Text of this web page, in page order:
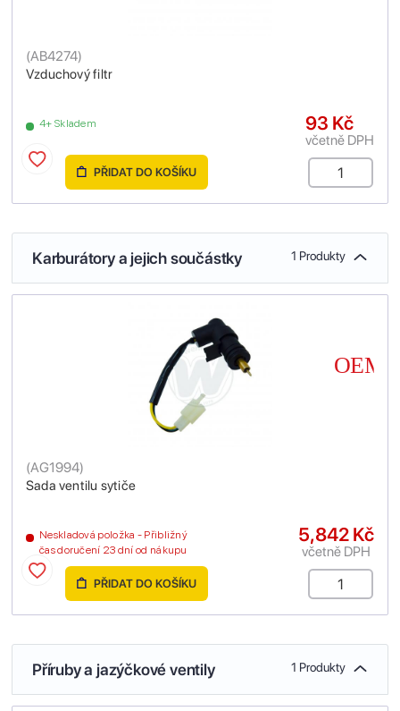
Vzduchový filtr
(AB4274)
4+ Skladem 93 Kč
včetně DPH
PŘIDAT DO KOŠÍKU
Karburátory a jejich součástky 1 Produkty
Sada ventilu sytiče
(AG1994)
Neskladová položka - Přibližný
čas doručení 23 dní od nákupu
5,842 Kč
včetně DPH
PŘIDAT DO KOŠÍKU
Příruby a jazýčkové ventily 1 Produkty